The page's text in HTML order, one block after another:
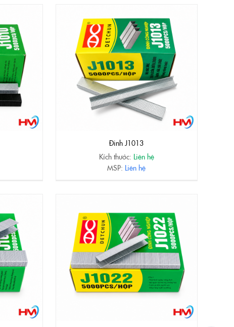
Đinh J1013
Kích thước: Liên hệ
MSP: Liên hệ